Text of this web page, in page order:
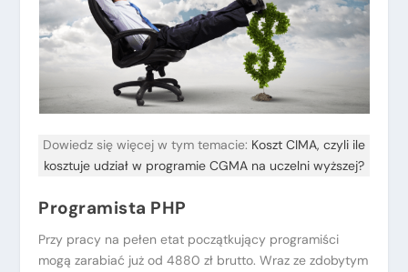
Dowiedz się więcej w tym temacie: Koszt CIMA, czyli ile
kosztuje udział w programie CGMA na uczelni wyższej?
Programista PHP
Przy pracy na pełen etat początkujący programiści
mogą zarabiać już od 4880 zł brutto. Wraz ze zdobytym